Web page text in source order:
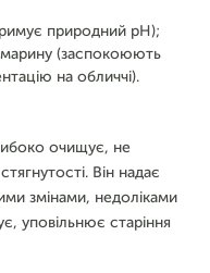
природний pH);
(заспокоюють
на обличчі).
очищує, не
Він надає
змінами, недоліками
уповільнює старіння